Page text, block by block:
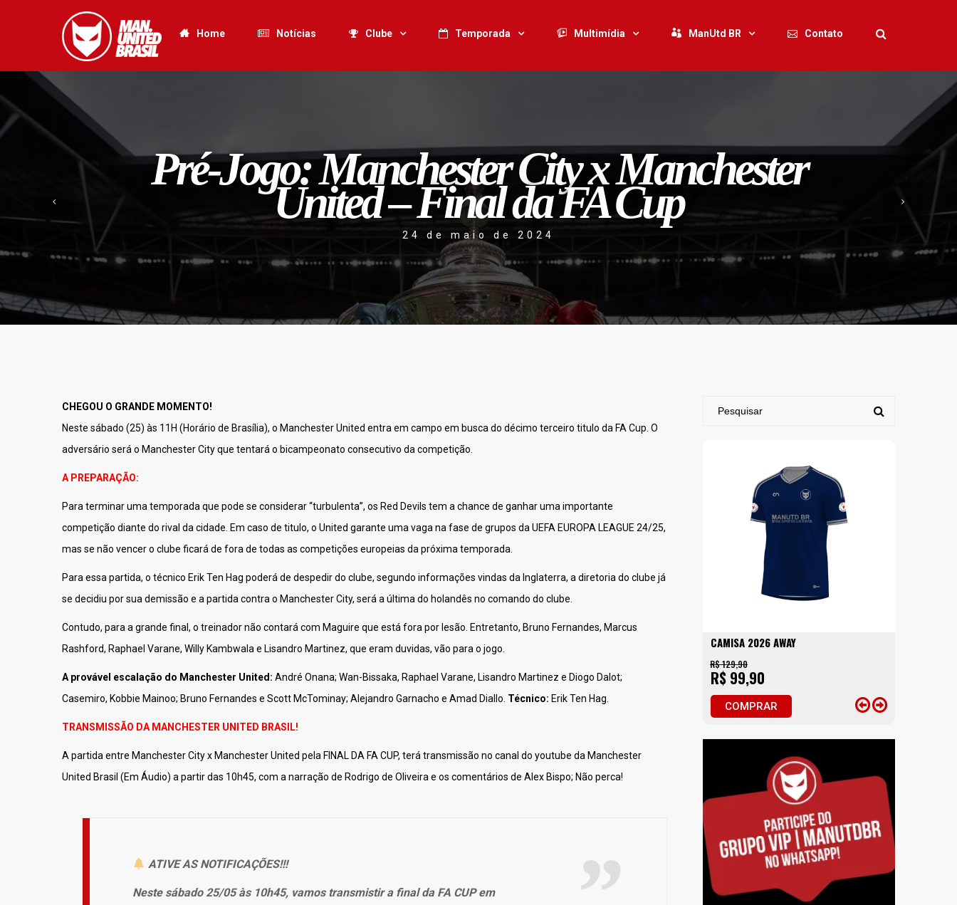
Home Notícias Clube Temporada Multimídia ManUtd BR Contato
Pré-Jogo: Manchester City x Manchester
United – Final da FA Cup
24 de maio de 2024
CHEGOU O GRANDE MOMENTO!
Neste sábado (25) às 11H (Horário de Brasília), o Manchester United entra em campo em busca do décimo terceiro titulo da FA Cup. O
adversário será o Manchester City que tentará o bicampeonato consecutivo da competição.
A PREPARAÇÃO:
Para terminar uma temporada que pode se considerar “turbulenta”, os Red Devils tem a chance de ganhar uma importante
competição diante do rival da cidade. Em caso de titulo, o United garante uma vaga na fase de grupos da UEFA EUROPA LEAGUE 24/25,
mas se não vencer o clube ficará de fora de todas as competições europeias da próxima temporada.
Para essa partida, o técnico Erik Ten Hag poderá de despedir do clube, segundo informações vindas da Inglaterra, a diretoria do clube já
se decidiu por sua demissão e a partida contra o Manchester City, será a última do holandês no comando do clube.
Contudo, para a grande final, o treinador não contará com Maguire que está fora por lesão. Entretanto, Bruno Fernandes, Marcus
Rashford, Raphael Varane, Willy Kambwala e Lisandro Martinez, que eram duvidas, vão para o jogo.
A provável escalação do Manchester United: André Onana; Wan-Bissaka, Raphael Varane, Lisandro Martinez e Diogo Dalot;
Casemiro, Kobbie Mainoo; Bruno Fernandes e Scott McTominay; Alejandro Garnacho e Amad Diallo. Técnico: Erik Ten Hag.
TRANSMISSÃO DA MANCHESTER UNITED BRASIL!
A partida entre Manchester City x Manchester United pela FINAL DA FA CUP, terá transmissão no canal do youtube da Manchester
United Brasil (Em Áudio) a partir das 10h45, com a narração de Rodrigo de Oliveira e os comentários de Alex Bispo; Não perca!
ATIVE AS NOTIFICAÇÕES!!!
Neste sábado 25/05 às 10h45, vamos transmistir a final da FA CUP em
CAMISA 2026 AWAY
R$ 129,90
R$ 99,90
COMPRAR